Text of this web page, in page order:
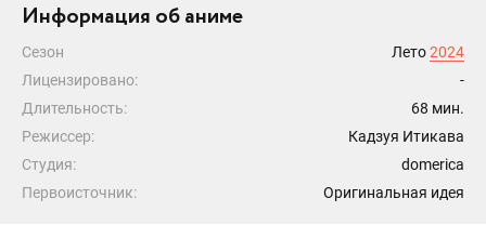
Информация об аниме
Сезон Лето2024
Лицензировано:
-
Длительность:
68 мин.
Режиссер:
Кадзуя Итикава
Студия:
domerica
Первоисточник:
Оригинальная идея